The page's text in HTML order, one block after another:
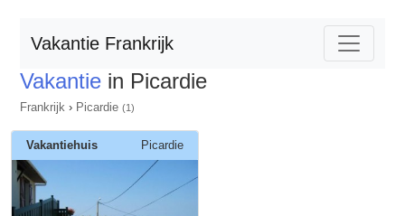
Vakantie Frankrijk
Vakantie in Picardie
Frankrijk › Picardie (1)
Vakantiehuis Picardie